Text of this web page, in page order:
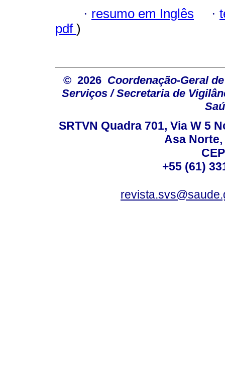
· resumo em Inglês ·
pdf )
© 2026 Coordenação-Geral
Serviços / Secretaria de
SRTVN Quadra 701, Via W 5
Asa
+55 (61)